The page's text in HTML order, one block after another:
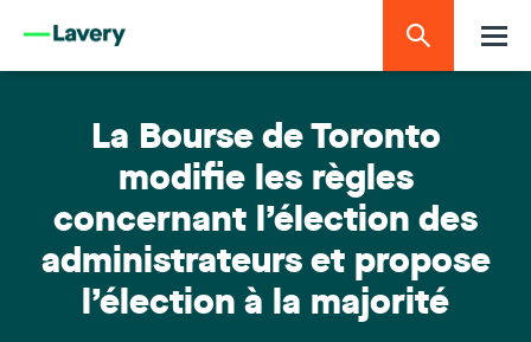
La Bourse de Toronto
modifie les règles
concernant l’élection des
administrateurs et propose
l’élection à la majorité